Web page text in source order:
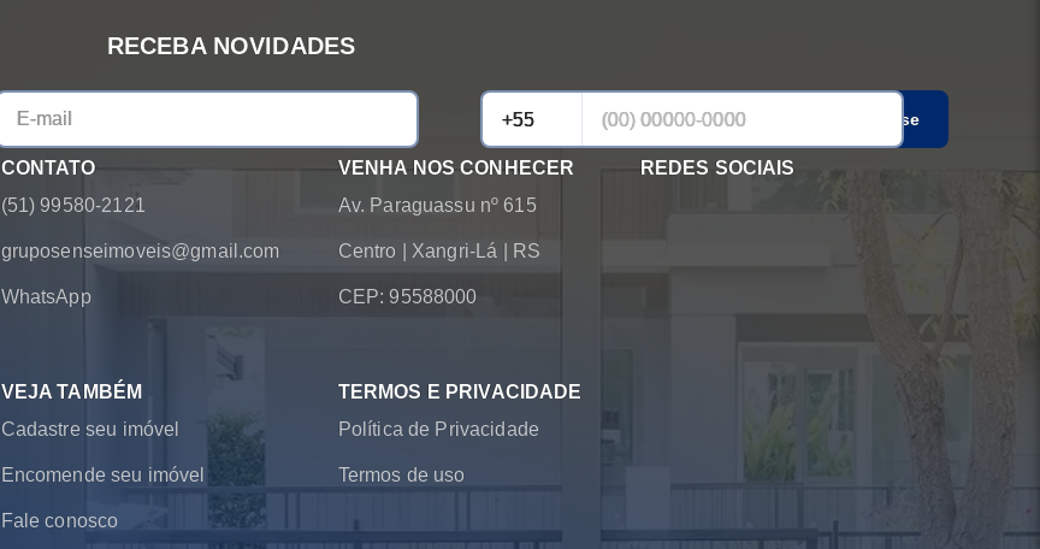
RECEBA NOVIDADES
Cadastrar-se
CONTATO
(51) 99580-2121
gruposenseimoveis@gmail.com
WhatsApp
VENHA NOS CONHECER
Av. Paraguassu nº 615
Centro Xangri-Lá RS
CEP: 95588000
REDES SOCIAIS
VEJA TAMBÉM
Cadastre seu imóvel
Encomende seu imóvel
Fale conosco
TERMOS E PRIVACIDADE
Política de Privacidade
Termos de uso